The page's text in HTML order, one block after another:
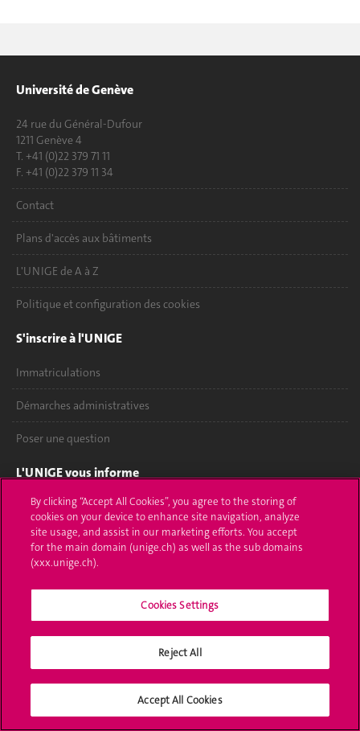
Université de Genève
24 rue du Général-Dufour
1211 Genève 4
T. +41 (0)22 379 71 11
F. +41 (0)22 379 11 34
Contact
Plans d'accès aux bâtiments
L'UNIGE de A à Z
Politique et configuration des cookies
S'inscrire à l'UNIGE
Immatriculations
Démarches administratives
Poser une question
L'UNIGE vous informe
UNIGE Mobile
Médias
Offres d'emploi
Calendrier académique
Médias sociaux UNIGE
By clicking “Accept All Cookies”, you agree to the storing of
cookies on your device to enhance site navigation, analyze
site usage, and assist in our marketing efforts. You accept
for the main domain (unige.ch) as well as the sub domains
(xxx.unige.ch).
Cookies Settings
Reject All
Accept All Cookies